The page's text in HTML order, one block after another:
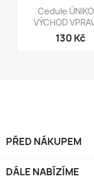
Rychlý
Cedule
VÝCHOD
130 Kč
PŘED NÁKUPEM
DÁLE NABÍZÍME